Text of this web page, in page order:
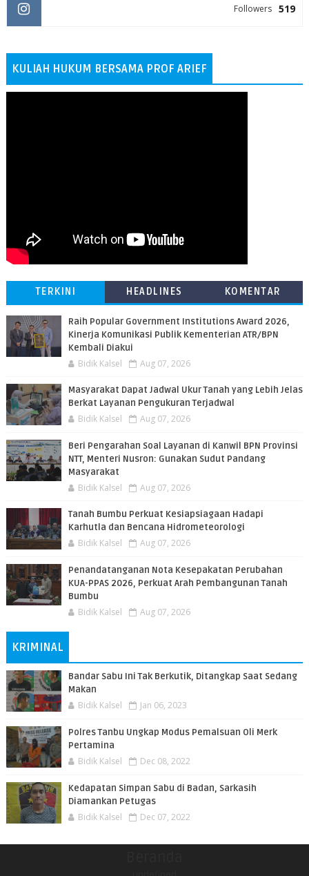
519
Followers
KULIAH HUKUM BERSAMA PROF ARIEF
TERKINI HEADLINES KOMENTAR
Raih Popular Government Institutions Award 2026,
Kinerja Komunikasi Publik Kementerian ATR/BPN
Kembali Diakui
Bidik Kalsel Aug 07, 2026
Masyarakat Dapat Jadwal Ukur Tanah yang Lebih Jelas
Berkat Layanan Pengukuran Terjadwal
Bidik Kalsel Aug 07, 2026
Beri Pengarahan Soal Layanan di Kanwil BPN Provinsi
NTT, Menteri Nusron: Gunakan Sudut Pandang
Masyarakat
Bidik Kalsel Aug 07, 2026
Tanah Bumbu Perkuat Kesiapsiagaan Hadapi
Karhutla dan Bencana Hidrometeorologi
Bidik Kalsel Aug 07, 2026
Penandatanganan Nota Kesepakatan Perubahan
KUA-PPAS 2026, Perkuat Arah Pembangunan Tanah
Bumbu
Bidik Kalsel Aug 07, 2026
KRIMINAL
Bandar Sabu Ini Tak Berkutik, Ditangkap Saat Sedang
Makan
Bidik Kalsel Jan 06, 2023
Polres Tanbu Ungkap Modus Pemalsuan Oli Merk
Pertamina
Bidik Kalsel Dec 08, 2022
Kedapatan Simpan Sabu di Badan, Sarkasih
Diamankan Petugas
Bidik Kalsel Dec 07, 2022